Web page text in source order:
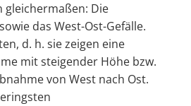
gleichermaßen: Die
das West-Ost-Gefälle.
d. h. sie zeigen eine
mit steigender Höhe bzw.
von West nach Ost.